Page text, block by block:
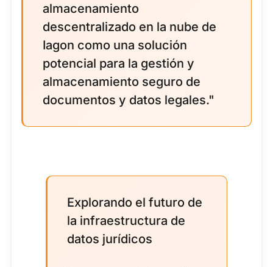
almacenamiento
descentralizado en la nube de
Iagon como una solución
potencial para la gestión y
almacenamiento seguro de
documentos y datos legales."
Explorando el futuro de
la infraestructura de
datos jurídicos